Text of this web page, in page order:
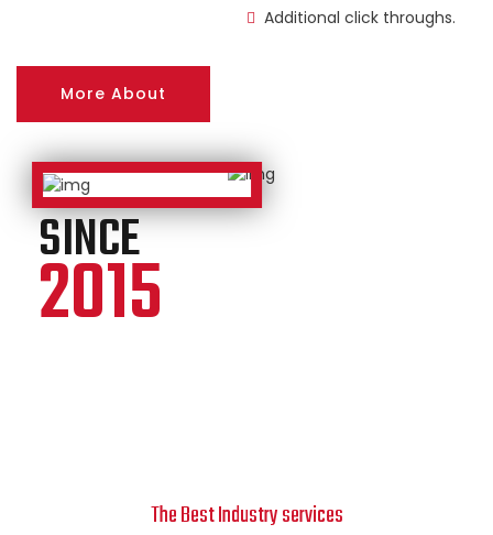
Additional click throughs.
More About
SINCE
2015
The Best Industry services